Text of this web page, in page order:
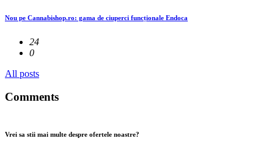
Nou pe Cannabishop.ro: gama de ciuperci funcționale Endoca
24
0
All posts
Comments
Vrei sa stii mai multe despre ofertele noastre?